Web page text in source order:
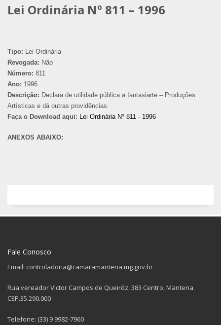
Lei Ordinária Nº 811 – 1996
Tipo: Lei Ordinária
Revogada: Não
Número: 811
Ano: 1996
Descrição: Declara de utilidade pública a Iantasiarte – Produções
Artísticas e dá outras providências.
Faça o Download aqui: Lei Ordinária Nº 811 - 1996
ANEXOS ABAIXO:
Fale Conosco
Email: controladoria@camaramantena.mg.gov.br
Rua vereador Victor Campos de Queiróz, 383 Centro, Mantena.
CEP.35.290.000
Telefone: (33) 9 9982-7960